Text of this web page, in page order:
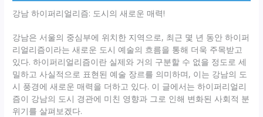
강남 하이퍼리얼리즘: 도시의 새로운 매력!
강남은 서울의 중심부에 위치한 지역으로, 최근 몇 년 동안 하이퍼
리얼리즘이라는 새로운 도시 예술의 흐름을 통해 더욱 주목받고
있다. 하이퍼리얼리즘이란 실제와 거의 구분할 수 없을 정도로 세
밀하고 사실적으로 표현된 예술 장르를 의미하며, 이는 강남의 도
시 풍경에 새로운 매력을 더하고 있다. 이 글에서는 하이퍼리얼리
즘이 강남의 도시 경관에 미친 영향과 그로 인해 변화된 사회적 분
위기를 살펴보겠다.